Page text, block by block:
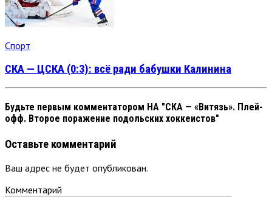
Спорт
СКА — ЦСКА (0:3): всё ради бабушки Калинина
Будьте первым комментатором НА "СКА — «Витязь». Плей-
офф. Второе поражение подольских хоккеистов"
Оставьте комментарий
Ваш адрес не будет опубликован.
Комментарий